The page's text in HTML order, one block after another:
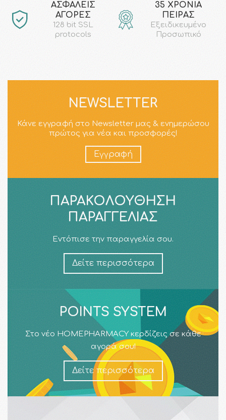
AΣΦΑΛΕΙΣ
ΑΓΟΡΕΣ
128 bit SSL
protocols
35 ΧΡΟΝΙΑ
ΠΕΙΡΑΣ
Εξειδικευμένο
Προσωπικό
NEWSLETTER
Κάνε εγγραφή στο Newsletter μας & ενημερώσου
πρώτος για νέα και προσφορές!
Εγγραφή
ΠΑΡΑΚΟΛΟΎΘΗΣΗ
ΠΑΡΑΓΓΕΛΊΑΣ
Εντόπισε την παραγγελία σου.
Δείτε περισσότερα
POINTS SYSTEM
Στο νέο HOMEPHARMACY κερδίζεις σε κάθε
αγορά σου!
Δείτε περισσότερα